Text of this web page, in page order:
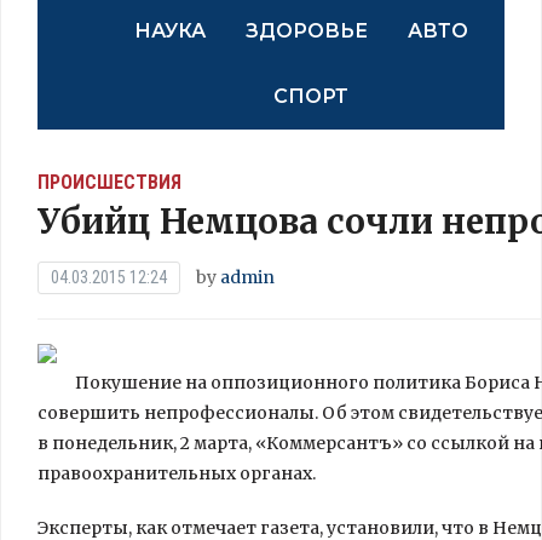
НАУКА ЗДОРОВЬЕ АВТО
СПОРТ
ПРОИСШЕСТВИЯ
Убийц Немцова сочли
04.03.2015 12:24 by admin
Покушение на оппозиционного политика Бориса
совершить непрофессионалы. Об этом
в понедельник, 2 марта, «Коммерсантъ» со ссылкой
правоохранительных органах.
Эксперты, как отмечает газета, установили, что в